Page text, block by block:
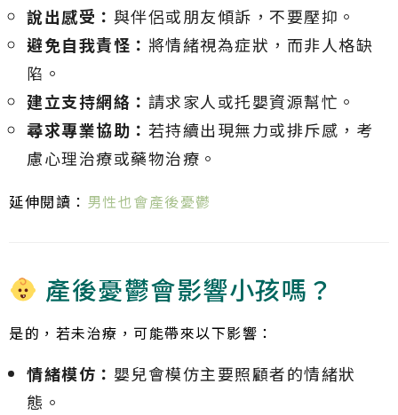
說出感受： 與伴侶或朋友傾訴，不要壓抑。
避免自我責怪： 將情緒視為症狀，而非人格缺
陷。
建立支持網絡： 請求家人或托嬰資源幫忙。
尋求專業協助： 若持續出現無力或排斥感，考
慮心理治療或藥物治療。
延伸閱讀： 男性也會產後憂鬱
產後憂鬱會影響小孩嗎？
是的，若未治療，可能帶來以下影響：
情緒模仿： 嬰兒會模仿主要照顧者的情緒狀
態。